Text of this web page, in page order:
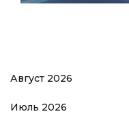
Август 2026
Июль 2026